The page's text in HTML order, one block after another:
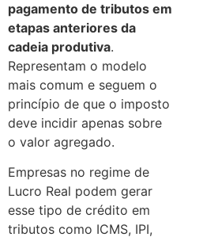
pagamento de tributos em
etapas anteriores da
cadeia produtiva.
Representam o modelo
mais comum e seguem o
princípio de que o imposto
deve incidir apenas sobre
o valor agregado.
Empresas no regime de
Lucro Real podem gerar
esse tipo de crédito em
tributos como ICMS, IPI,